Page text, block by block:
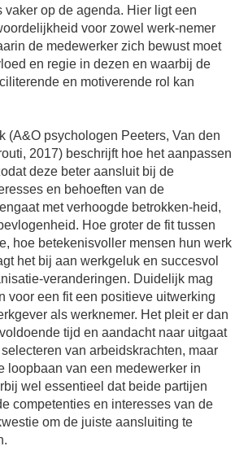
vaker op de agenda. Hier ligt een
voor zowel werk-nemer
de medewerker zich bewust moet
en regie in dezen en waarbij de
en motiverende rol kan
(A&O psychologen Peeters, Van den
2017) beschrijft hoe het aanpassen
deze beter aansluit bij de
en behoeften van de
met verhoogde betrokken-heid,
Hoe groter de fit tussen
hoe betekenisvoller mensen hun werk
het bij aan werkgeluk en succesvol
veranderingen. Duidelijk mag
voor een fit een positieve uitwerking
als werknemer. Het pleit er dan
tijd en aandacht naar uitgaat
van arbeidskrachten, maar
loopbaan van een medewerker in
wel essentieel dat beide partijen
competenties en interesses van de
om de juiste aansluiting te